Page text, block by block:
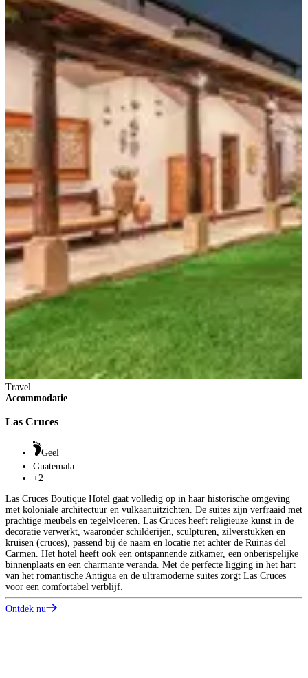
Travel
Accommodatie
Las Cruces
Geel
Guatemala
+2
Las Cruces Boutique Hotel gaat volledig op in haar historische omgeving
met koloniale architectuur en vulkaanuitzichten. De suites zijn verfraaid met
prachtige meubels en tegelvloeren. Las Cruces heeft religieuze kunst in de
decoratie verwerkt, waaronder schilderijen, sculpturen, zilverstukken en
kruisen (cruces), passend bij de naam en locatie net achter de Ruinas del
Carmen. Het hotel heeft ook een ontspannende zitkamer, een onberispelijke
binnenplaats en een charmante veranda. Met de perfecte ligging in het hart
van het romantische Antigua en de ultramoderne suites zorgt Las Cruces
voor een comfortabel verblijf.
Ontdek nu